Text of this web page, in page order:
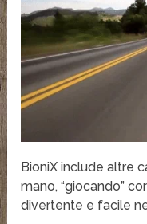
BioniX include altre
mano, “giocando”
divertente e facile